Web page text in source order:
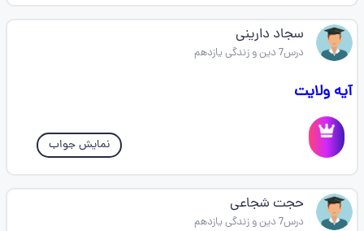
سجاد دارینی
درس7 دین و زندگی یازدهم
آیه ولایت
نمایش جواب
حجت شجاعی
درس7 دین و زندگی یازدهم